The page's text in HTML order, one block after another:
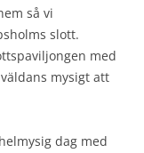
så vi
slott.
med
mysigt att
dag med